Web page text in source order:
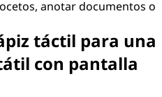
anotar documentos o
táctil para una
con pantalla